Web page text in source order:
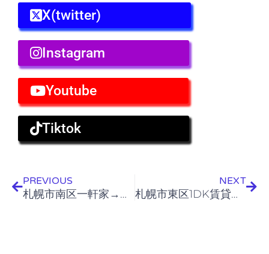
X(twitter)
Instagram
Youtube
Tiktok
PREVIOUS
札幌市南区一軒家→札幌市東区1DK賃貸アパート 引越し
NEXT
札幌市東区1DK賃貸アパート 引越しゴミ搬出作業